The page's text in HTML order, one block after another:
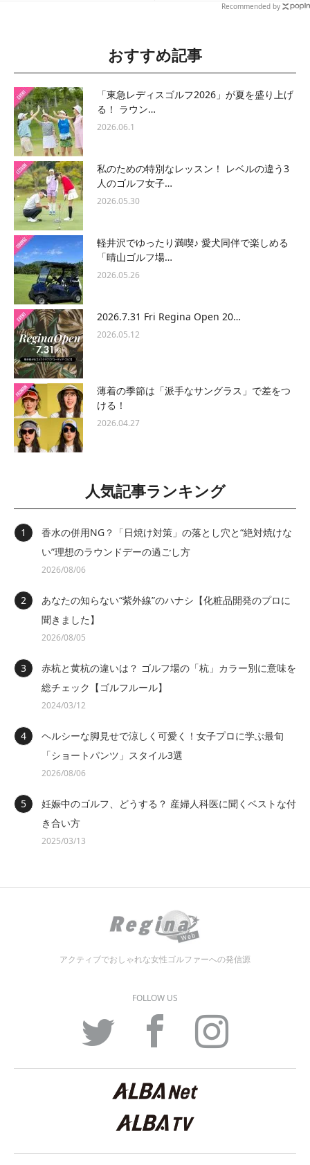
Recommended by
おすすめ記事
「東急レディスゴルフ2026」が夏を盛り上げ
る！ ラウン…
2026.06.1
私のための特別なレッスン！ レベルの違う3
人のゴルフ女子…
2026.05.30
軽井沢でゆったり満喫♪ 愛犬同伴で楽しめる
「晴山ゴルフ場…
2026.05.26
2026.7.31 Fri Regina Open 20…
2026.05.12
薄着の季節は「派手なサングラス」で差をつ
ける！
2026.04.27
人気記事ランキング
香水の併用NG？「日焼け対策」の落とし穴と“絶対焼けな
い”理想のラウンドデーの過ごし方
2026/08/06
あなたの知らない“紫外線”のハナシ【化粧品開発のプロに
聞きました】
2026/08/05
赤杭と黄杭の違いは？ ゴルフ場の「杭」カラー別に意味を
総チェック【ゴルフルール】
2024/03/12
ヘルシーな脚見せで涼しく可愛く！女子プロに学ぶ最旬
「ショートパンツ」スタイル3選
2026/08/06
妊娠中のゴルフ、どうする？ 産婦人科医に聞くベストな付
き合い方
2025/03/13
アクティブでおしゃれな女性ゴルファーへの発信源
FOLLOW US
Facebook Instagram